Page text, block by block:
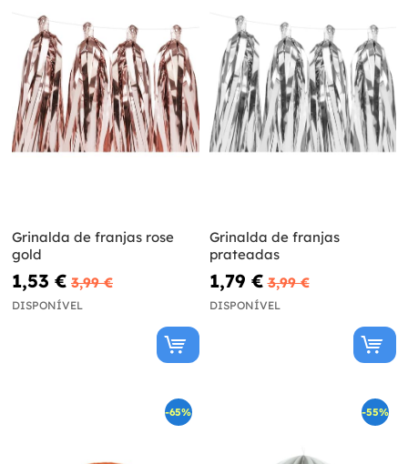
Grinalda de franjas rose
gold
1,53 € 3,99 €
DISPONÍVEL
Grinalda de franjas
prateadas
1,79 € 3,99 €
DISPONÍVEL
-65% -55%